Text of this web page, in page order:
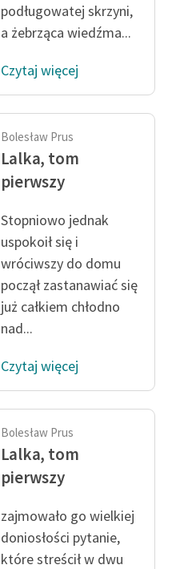
podługowatej skrzyni,
a żebrząca wiedźma...
Czytaj więcej
Bolesław Prus
Lalka, tom
pierwszy
Stopniowo jednak
uspokoił się i
wróciwszy do domu
począł zastanawiać się
już całkiem chłodno
nad...
Czytaj więcej
Bolesław Prus
Lalka, tom
pierwszy
zajmowało go wielkiej
doniosłości pytanie,
które streścił w dwu